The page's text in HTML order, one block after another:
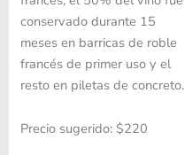
conservado durante 15
meses en barricas de roble
francés de primer uso y el
resto en piletas de concreto.
Precio sugerido: $220